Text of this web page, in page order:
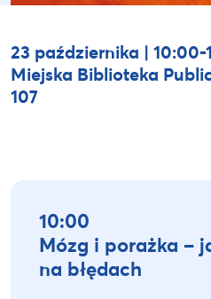
23 października |
Miejska Biblioteka
107
10:00
Mózg i porażka –
na błędach